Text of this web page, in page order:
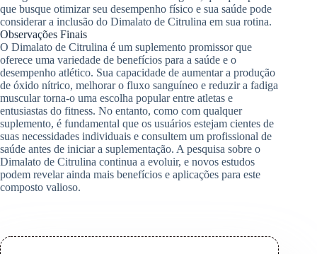
que busque otimizar seu desempenho físico e sua saúde pode
considerar a inclusão do Dimalato de Citrulina em sua rotina.
Observações Finais
O Dimalato de Citrulina é um suplemento promissor que
oferece uma variedade de benefícios para a saúde e o
desempenho atlético. Sua capacidade de aumentar a produção
de óxido nítrico, melhorar o fluxo sanguíneo e reduzir a fadiga
muscular torna-o uma escolha popular entre atletas e
entusiastas do fitness. No entanto, como com qualquer
suplemento, é fundamental que os usuários estejam cientes de
suas necessidades individuais e consultem um profissional de
saúde antes de iniciar a suplementação. A pesquisa sobre o
Dimalato de Citrulina continua a evoluir, e novos estudos
podem revelar ainda mais benefícios e aplicações para este
composto valioso.